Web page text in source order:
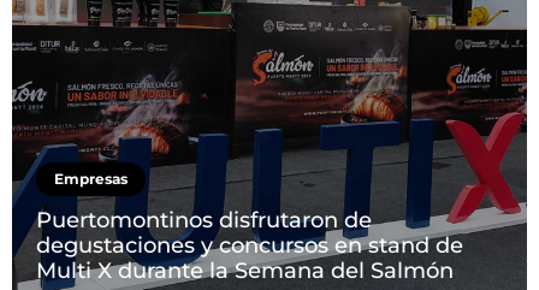
Empresas
Puertomontinos disfrutaron de
degustaciones y concursos en stand de
Multi X durante la Semana del Salmón